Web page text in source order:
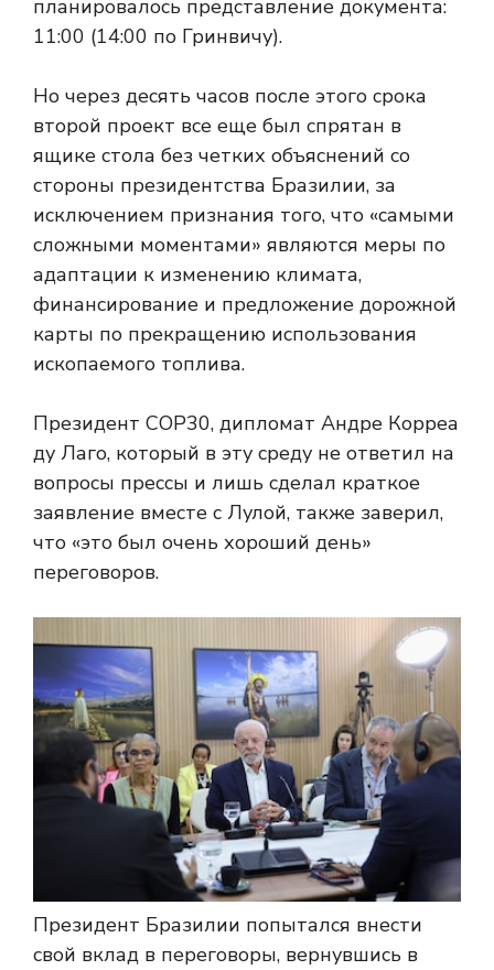
планировалось представление документа:
11:00 (14:00 по Гринвичу).
Но через десять часов после этого срока
второй проект все еще был спрятан в
ящике стола без четких объяснений со
стороны президентства Бразилии, за
исключением признания того, что «самыми
сложными моментами» являются меры по
адаптации к изменению климата,
финансирование и предложение дорожной
карты по прекращению использования
ископаемого топлива.
Президент COP30, дипломат Андре Корреа
ду Лаго, который в эту среду не ответил на
вопросы прессы и лишь сделал краткое
заявление вместе с Лулой, также заверил,
что «это был очень хороший день»
переговоров.
Президент Бразилии попытался внести
свой вклад в переговоры, вернувшись в